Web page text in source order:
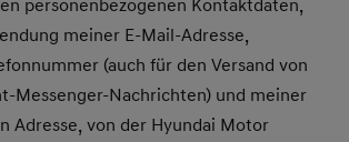
personenbezogenen Kontaktdaten,
meiner E-Mail-Adresse,
(auch für den Versand von
Messenger-Nachrichten) und meiner
Adresse, von der Hyundai Motor